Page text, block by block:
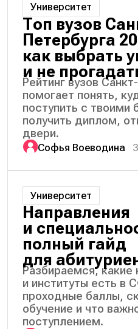
Университет
Топ вузов
Петербурга
как выбрать
и не
Рейтинг вузов
помогает понять,
поступить с твоими
получить диплом,
двери.
Софья Воеводина
Университет
Направления
и
полный гайд
для
Разбираемся, какие
и институты есть в
проходные баллы,
обучение и что
поступлением.